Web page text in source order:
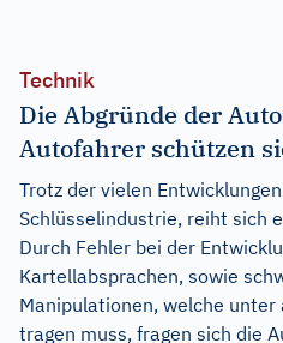
Technik
Die Abgründe der
Autofahrer schützen
Trotz der vielen
Schlüsselindustrie, reiht sich
Durch Fehler bei der
Kartellabsprachen, sowie
Manipulationen, welche
tragen muss, fragen sich die